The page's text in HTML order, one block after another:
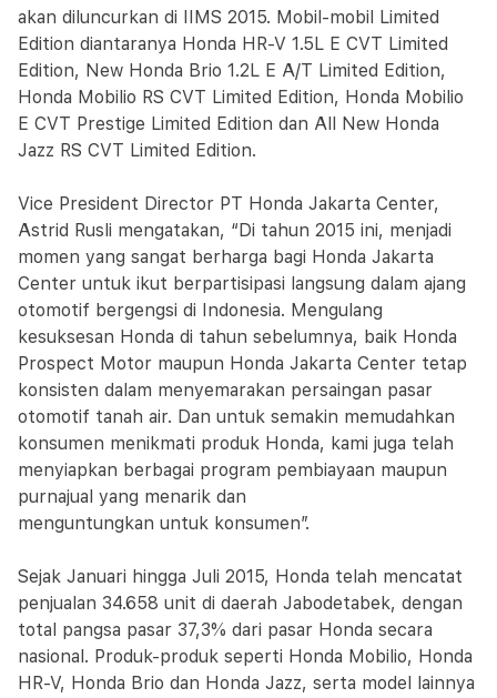
akan diluncurkan di IIMS 2015. Mobil-mobil Limited
Edition diantaranya Honda HR-V 1.5L E CVT Limited
Edition, New Honda Brio 1.2L E A/T Limited Edition,
Honda Mobilio RS CVT Limited Edition, Honda Mobilio
E CVT Prestige Limited Edition dan All New Honda
Jazz RS CVT Limited Edition.
Vice President Director PT Honda Jakarta Center,
Astrid Rusli mengatakan, “Di tahun 2015 ini, menjadi
momen yang sangat berharga bagi Honda Jakarta
Center untuk ikut berpartisipasi langsung dalam ajang
otomotif bergengsi di Indonesia. Mengulang
kesuksesan Honda di tahun sebelumnya, baik Honda
Prospect Motor maupun Honda Jakarta Center tetap
konsisten dalam menyemarakan persaingan pasar
otomotif tanah air. Dan untuk semakin memudahkan
konsumen menikmati produk Honda, kami juga telah
menyiapkan berbagai program pembiayaan maupun
purnajual yang menarik dan
menguntungkan untuk konsumen”.
Sejak Januari hingga Juli 2015, Honda telah mencatat
penjualan 34.658 unit di daerah Jabodetabek, dengan
total pangsa pasar 37,3% dari pasar Honda secara
nasional. Produk-produk seperti Honda Mobilio, Honda
HR-V, Honda Brio dan Honda Jazz, serta model lainnya